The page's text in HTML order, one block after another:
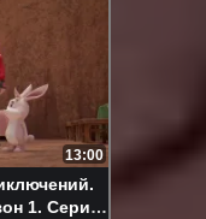
13:00
1. Серия